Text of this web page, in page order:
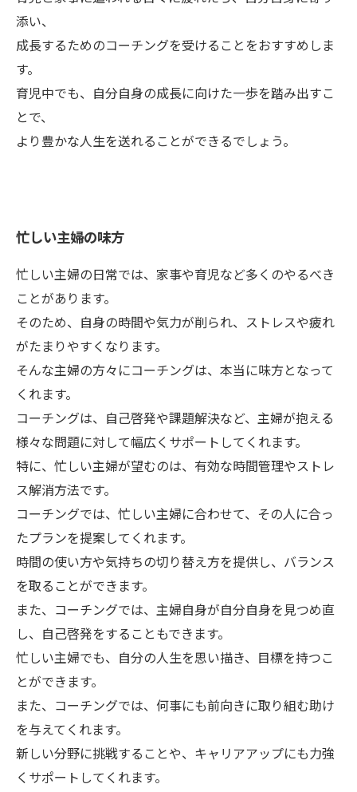
添い、
成長するためのコーチングを受けることをおすすめしま
す。
育児中でも、自分自身の成長に向けた一歩を踏み出すこ
とで、
より豊かな人生を送れることができるでしょう。
忙しい主婦の味方
忙しい主婦の日常では、家事や育児など多くのやるべき
ことがあります。
そのため、自身の時間や気力が削られ、ストレスや疲れ
がたまりやすくなります。
そんな主婦の方々にコーチングは、本当に味方となって
くれます。
コーチングは、自己啓発や課題解決など、主婦が抱える
様々な問題に対して幅広くサポートしてくれます。
特に、忙しい主婦が望むのは、有効な時間管理やストレ
ス解消方法です。
コーチングでは、忙しい主婦に合わせて、その人に合っ
たプランを提案してくれます。
時間の使い方や気持ちの切り替え方を提供し、バランス
を取ることができます。
また、コーチングでは、主婦自身が自分自身を見つめ直
し、自己啓発をすることもできます。
忙しい主婦でも、自分の人生を思い描き、目標を持つこ
とができます。
また、コーチングでは、何事にも前向きに取り組む助け
を与えてくれます。
新しい分野に挑戦することや、キャリアアップにも力強
くサポートしてくれます。